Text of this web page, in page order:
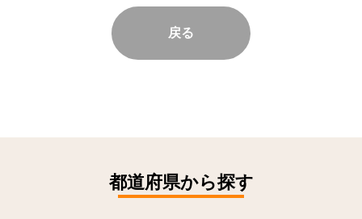
戻る
都道府県から探す